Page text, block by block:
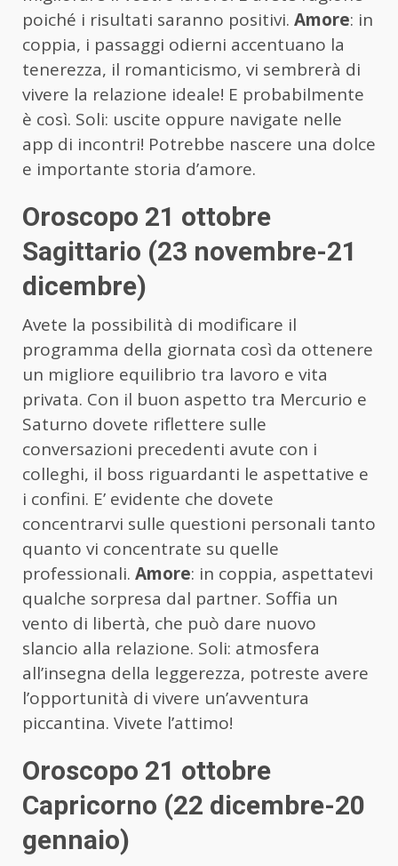
poiché i risultati saranno positivi. Amore: in
coppia, i passaggi odierni accentuano la
tenerezza, il romanticismo, vi sembrerà di
vivere la relazione ideale! E probabilmente
è così. Soli: uscite oppure navigate nelle
app di incontri! Potrebbe nascere una dolce
e importante storia d’amore.
Oroscopo 21 ottobre
Sagittario (23 novembre-21
dicembre)
Avete la possibilità di modificare il
programma della giornata così da ottenere
un migliore equilibrio tra lavoro e vita
privata. Con il buon aspetto tra Mercurio e
Saturno dovete riflettere sulle
conversazioni precedenti avute con i
colleghi, il boss riguardanti le aspettative e
i confini. E’ evidente che dovete
concentrarvi sulle questioni personali tanto
quanto vi concentrate su quelle
professionali. Amore: in coppia, aspettatevi
qualche sorpresa dal partner. Soffia un
vento di libertà, che può dare nuovo
slancio alla relazione. Soli: atmosfera
all’insegna della leggerezza, potreste avere
l’opportunità di vivere un’avventura
piccantina. Vivete l’attimo!
Oroscopo 21 ottobre
Capricorno (22 dicembre-20
gennaio)